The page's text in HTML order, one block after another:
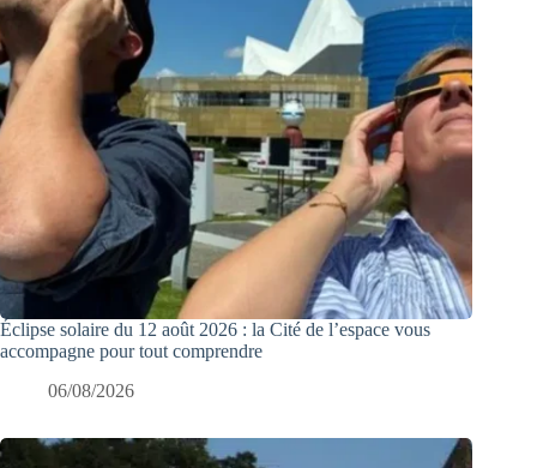
Éclipse solaire du 12 août 2026 : la Cité de l’espace vous
accompagne pour tout comprendre
06/08/2026